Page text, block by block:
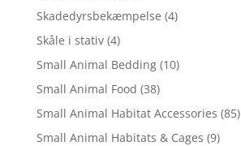
Skadedyrsbekæmpelse (4)
Skåle i stativ (4)
Small Animal Bedding (10)
Small Animal Food (38)
Small Animal Habitat Accessories (85)
Small Animal Habitats & Cages (9)